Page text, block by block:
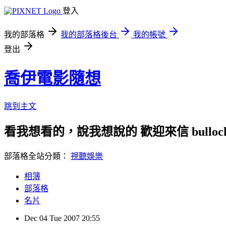
登入
我的部落格 我的部落格後台
我的帳號
登出
喬伊電影隨想
跳到主文
看我想看的，說我想說的 歡迎來信
部落格全站分類： 視聽娛樂
相簿
部落格
名片
Dec 04 Tue 2007 20:55